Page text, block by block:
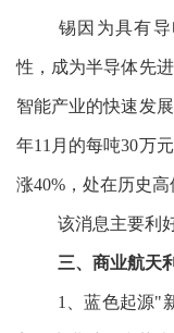
锡因为具有
性，成为半导体先
智能产业的快速发
年11月的每吨30万
涨40%，处在历史高
该消息主要利
三、商业航天
1、蓝色起源"